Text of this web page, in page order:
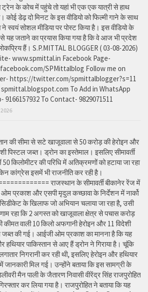
ट्रेन के कोच में पहुंचे तो यहां भी एक एक यात्री से हाथ
कोई डेढ़ दो मिनट के इस वीडियो को फिल्मी गाने के साथ
स्वयं सोशल मीडिया पर पोस्ट किया है। इस वीडियो के
से यह जताने का प्रयास किया गया है कि वे आज भी प्रदेश
हैं। S.P.MITTAL BLOGGER ( 03-08-2026)
www.spmittal.in Facebook Page-
SPMittalblog Follow me on
https://twitter.com/spmittalblogger?s=11
To Add in WhatsApp
9166157932 To Contact- 9829071511
की सीमा से सटे खाजूवाला से 50 करोड़ की हेरोइन और
पिस्टल जब्त। ड्रोन का इस्तेमाल। इसलिए सीमावर्ती
50 किलोमीटर की परिधि में अतिक्रमणों को हटाया जा रहा
कांग्रेस इसमें भी राजनीति कर रही है।
राजस्थान के सीमावर्ती बीकानेर रेंज में
प्रकाश और एसपी मृदुल कच्छावा के निर्देशन में नार्को
के खिलाफ जो अभियान चलाया जा रहा है, उसी
रहा कि 2 अगस्त को खाजूवाला क्षेत्र से पचास करोड़
कीमत वाली 10 किलो अफगानी हेरोइन और 11 विदेशी
जब्त की गई। आईजी ओम प्रकाश का मानना है कि यह
हथियार पाकिस्तान से आए हैं ड्रोन ने गिराया है। चूंकि
निगरानी कर रही थी, इसलिए हेरोइन और हथियार
जानकारी मिल गई। उन्होंने बताया कि इस सामग्री के
मैन पाली के जैतारण निवासी वीरेंद्र सिंह राजपुरोहित
कर लिया गया है। राजपुरोहित ने बताया कि यह